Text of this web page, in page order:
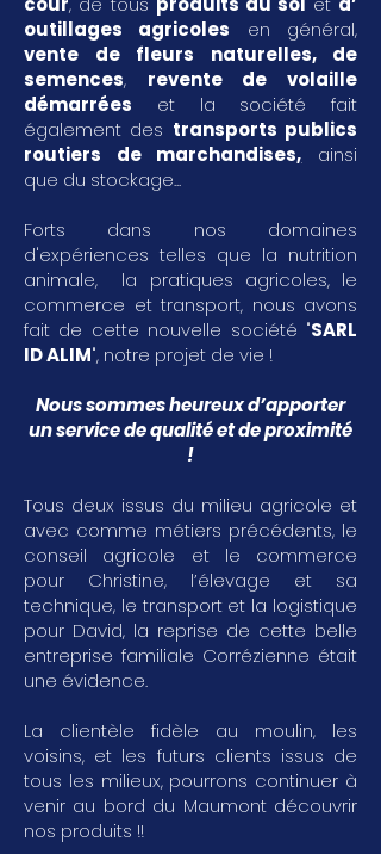
outillages agricoles en général,
vente de fleurs naturelles, de
semences, revente de volaille
démarrées et la société fait
également des transports publics
routiers de marchandises, ainsi
que du stockage...
Forts dans nos domaines
d'expériences telles que la nutrition
animale, la pratiques agricoles, le
commerce et transport, nous avons
fait de cette nouvelle société "SARL
ID ALIM", notre projet de vie !
Nous sommes heureux d’apporter
un service de qualité et de proximité
!
Tous deux issus du milieu agricole et
avec comme métiers précédents, le
conseil agricole et le commerce
pour Christine, l’élevage et sa
technique, le transport et la logistique
pour David, la reprise de cette belle
entreprise familiale Corrézienne était
une évidence.
La clientèle fidèle au moulin, les
voisins, et les futurs clients issus de
tous les milieux, pourrons continuer à
venir au bord du Maumont découvrir
nos produits !!